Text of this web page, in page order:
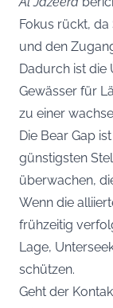
Fokus rückt,
und den
Dadurch ist
Gewässer für
zu einer
Die Bear Gap
günstigsten
überwachen,
Wenn die
frühzeitig
Lage,
schützen.
Geht der